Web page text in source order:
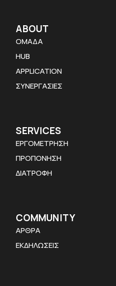
ABOUT
ΟΜΑΔΑ
HUB
APPLICATION
ΣΥΝΕΡΓΑΣΙΕΣ
SERVICES
ΕΡΓΟΜΕΤΡΗΣΗ
ΠΡΟΠΟΝΗΣΗ
ΔΙΑΤΡΟΦΗ
COMMUNITY
ΑΡΘΡΑ
ΕΚΔΗΛΩΣΕΙΣ